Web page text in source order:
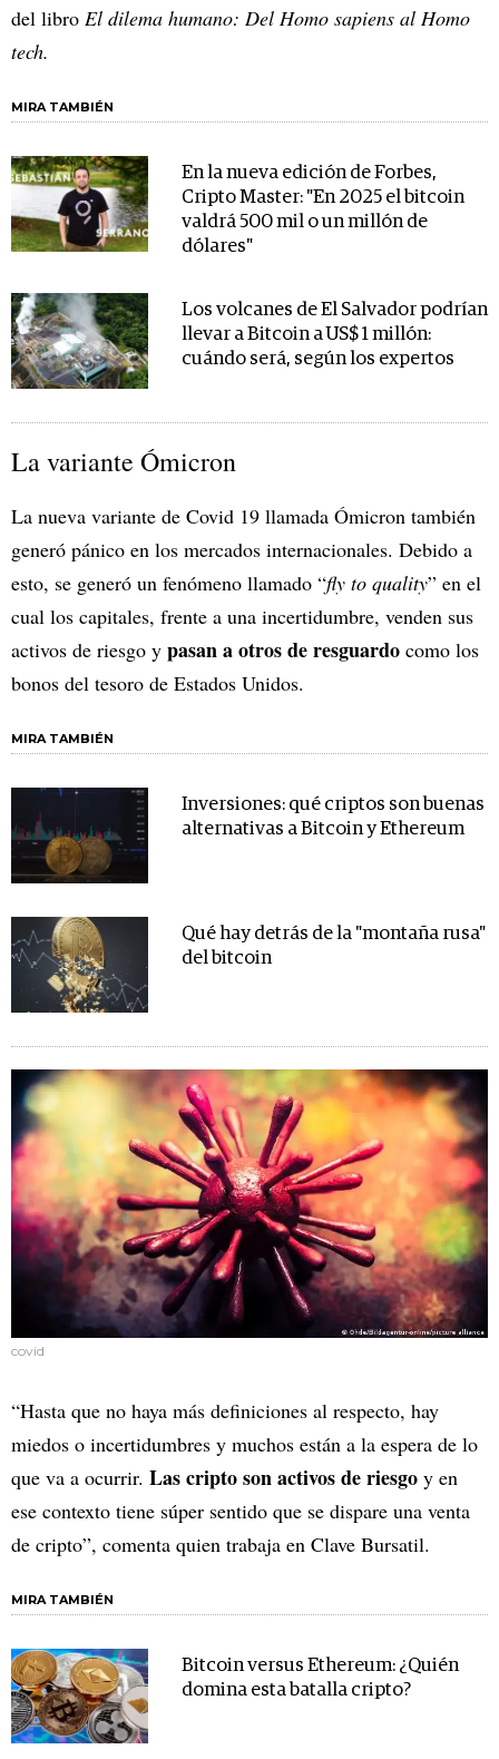
del libro El dilema humano: Del Homo sapiens al Homo
tech.
MIRA TAMBIÉN
En la nueva edición de Forbes,
Cripto Master: "En 2025 el bitcoin
valdrá 500 mil o un millón de
dólares"
Los volcanes de El Salvador podrían
llevar a Bitcoin a US$ 1 millón:
cuándo será, según los expertos
La variante Ómicron
La nueva variante de Covid 19 llamada Ómicron también
generó pánico en los mercados internacionales. Debido a
esto, se generó un fenómeno llamado “fly to quality” en el
cual los capitales, frente a una incertidumbre, venden sus
activos de riesgo y pasan a otros de resguardo como los
bonos del tesoro de Estados Unidos.
MIRA TAMBIÉN
Inversiones: qué criptos son buenas
alternativas a Bitcoin y Ethereum
Qué hay detrás de la "montaña rusa"
del bitcoin
covid
“Hasta que no haya más definiciones al respecto, hay
miedos o incertidumbres y muchos están a la espera de lo
que va a ocurrir. Las cripto son activos de riesgo y en
ese contexto tiene súper sentido que se dispare una venta
de cripto”, comenta quien trabaja en Clave Bursatil.
MIRA TAMBIÉN
Bitcoin versus Ethereum: ¿Quién
domina esta batalla cripto?